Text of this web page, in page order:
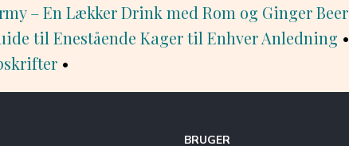
– En Lækker Drink med Rom og Ginger Beer
til Enestående Kager til Enhver Anledning •
•
BRUGER